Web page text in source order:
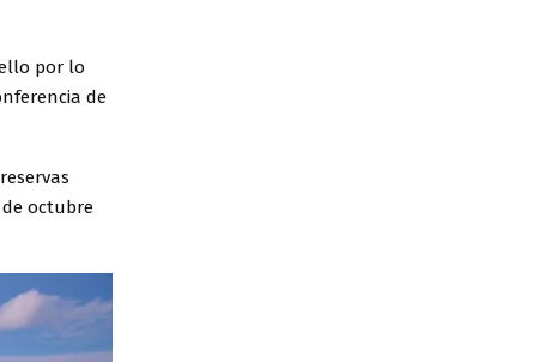
por lo
de
octubre